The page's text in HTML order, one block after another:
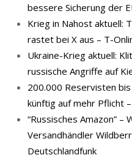
bessere Sicherung der
Krieg in Nahost aktuell:
rastet bei X aus – T-
Ukraine-Krieg aktuell:
russische Angriffe auf
200.000 Reservisten
künftig auf mehr Pflicht
“Russisches Amazon” –
Versandhändler
Deutschlandfunk